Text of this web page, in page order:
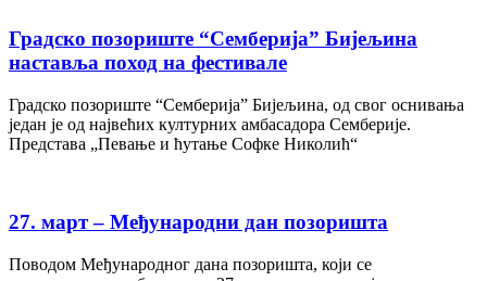
Градско позориште “Семберија” Бијељина
наставља поход на фестивале
Градско позориште “Семберија” Бијељина, од свог оснивања
један је од највећих културних амбасадора Семберије.
Представа „Певање и ћутање Софке Николић“
27. март – Међународни дан позоришта
Поводом Међународног дана позоришта, који се